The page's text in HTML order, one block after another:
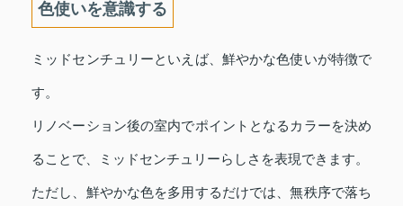
色使いを意識する
ミッドセンチュリーといえば、鮮やかな色使いが特徴で
す。
リノベーション後の室内でポイントとなるカラーを決め
ることで、ミッドセンチュリーらしさを表現できます。
ただし、鮮やかな色を多用するだけでは、無秩序で落ち